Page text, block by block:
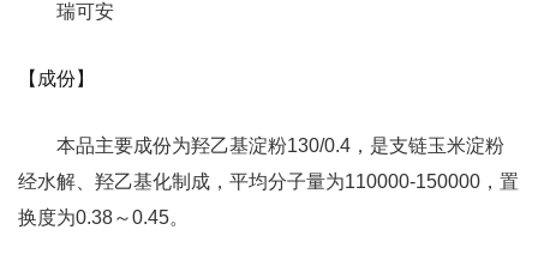
瑞可安
【成份】
本品主要成份为羟乙基淀粉130/0.4，是支链玉米淀粉
经水解、羟乙基化制成，平均分子量为110000-150000，置
换度为0.38～0.45。